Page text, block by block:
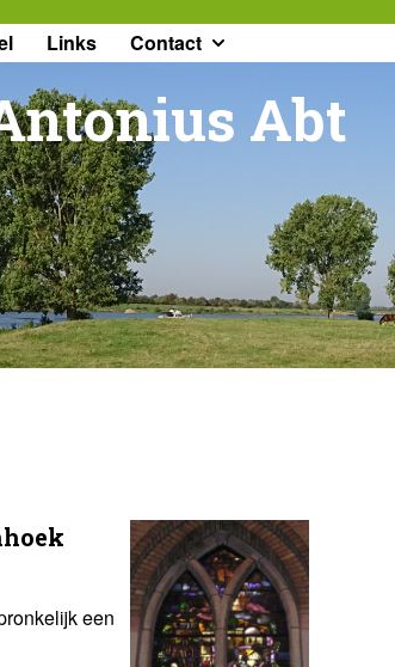
Links Contact
Abt
een